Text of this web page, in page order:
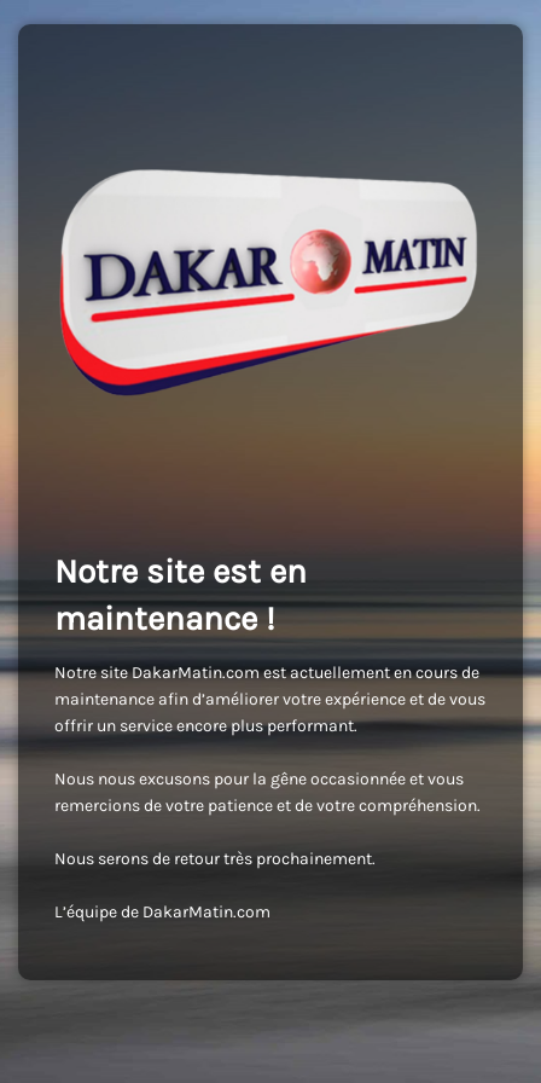
Notre site est en
maintenance !
Notre site DakarMatin.com est actuellement en cours de
maintenance afin d’améliorer votre expérience et de vous
offrir un service encore plus performant.
Nous nous excusons pour la gêne occasionnée et vous
remercions de votre patience et de votre compréhension.
Nous serons de retour très prochainement.
L’équipe de DakarMatin.com